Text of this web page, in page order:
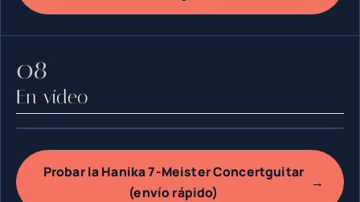
En vídeo
Probar la Hanika 7-Meister Concertguitar
(envío rápido)
→